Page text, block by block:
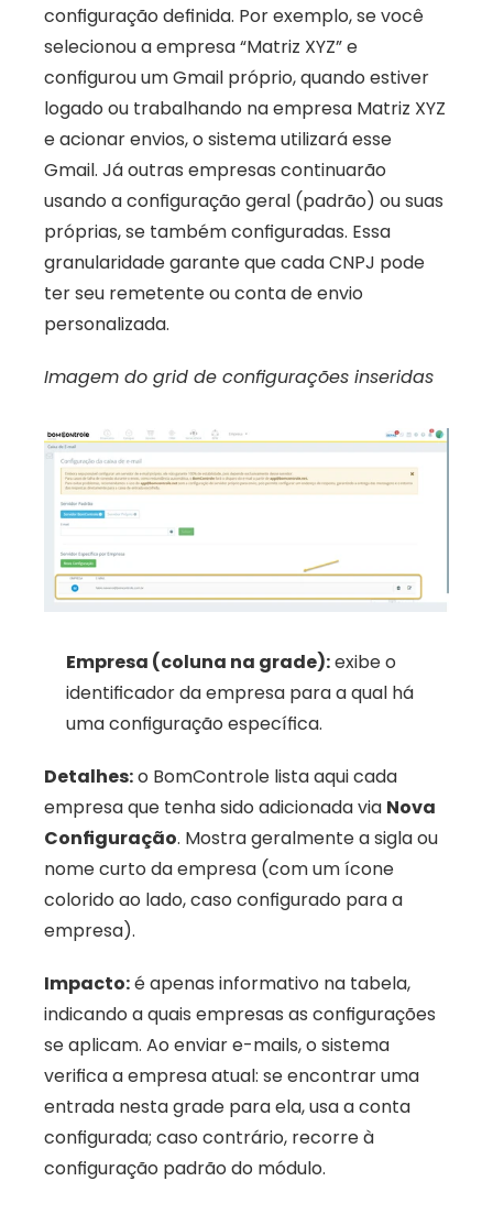
configuração definida. Por exemplo, se você
selecionou a empresa “Matriz XYZ” e
configurou um Gmail próprio, quando estiver
logado ou trabalhando na empresa Matriz XYZ
e acionar envios, o sistema utilizará esse
Gmail. Já outras empresas continuarão
usando a configuração geral (padrão) ou suas
próprias, se também configuradas. Essa
granularidade garante que cada CNPJ pode
ter seu remetente ou conta de envio
personalizada.
Imagem do grid de configurações inseridas
Empresa (coluna na grade): exibe o
identificador da empresa para a qual há
uma configuração específica.
Detalhes: o BomControle lista aqui cada
empresa que tenha sido adicionada via Nova
Configuração. Mostra geralmente a sigla ou
nome curto da empresa (com um ícone
colorido ao lado, caso configurado para a
empresa).
Impacto: é apenas informativo na tabela,
indicando a quais empresas as configurações
se aplicam. Ao enviar e-mails, o sistema
verifica a empresa atual: se encontrar uma
entrada nesta grade para ela, usa a conta
configurada; caso contrário, recorre à
configuração padrão do módulo.